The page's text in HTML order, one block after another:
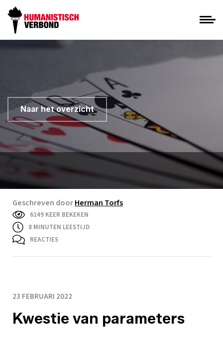
Naar het overzicht
Geschreven doorHerman Torfs
6149 KEER BEKEKEN
8 MINUTEN LEESTIJD
REACTIES
23 FEBRUARI 2022
Kwestie van parameters